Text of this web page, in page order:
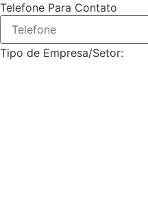
Telefone Para Contato
Tipo de Empresa/Setor: